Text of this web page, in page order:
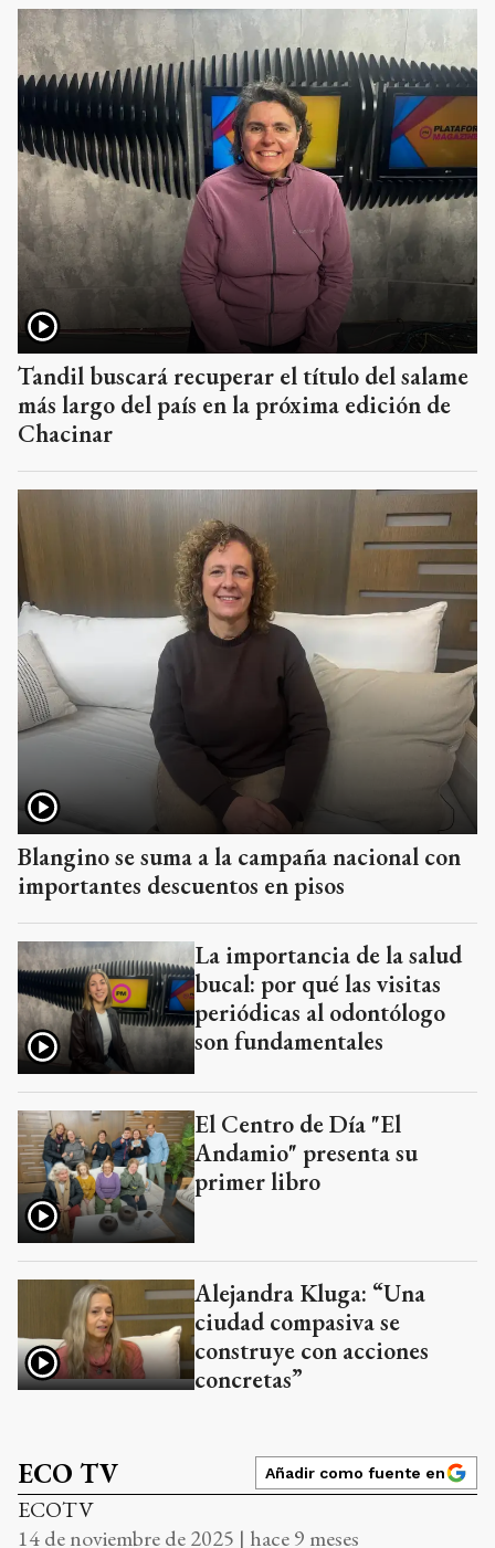
Tandil buscará recuperar el título del salame
más largo del país en la próxima edición de
Chacinar
Blangino se suma a la campaña nacional con
importantes descuentos en pisos
La importancia de la salud
bucal: por qué las visitas
periódicas al odontólogo
son fundamentales
El Centro de Día "El
Andamio" presenta su
primer libro
Alejandra Kluga: “Una
ciudad compasiva se
construye con acciones
concretas”
ECO TV Añadir como fuente en
ECOTV
14 de noviembre de 2025 | hace 9 meses